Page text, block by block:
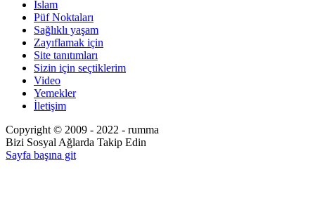
İslam
Püf Noktaları
Sağlıklı yaşam
Zayıflamak için
Site tanıtımları
Sizin için seçtiklerim
Video
Yemekler
İletişim
Copyright © 2009 - 2022 - rumma
Bizi Sosyal Ağlarda Takip Edin
Sayfa başına git